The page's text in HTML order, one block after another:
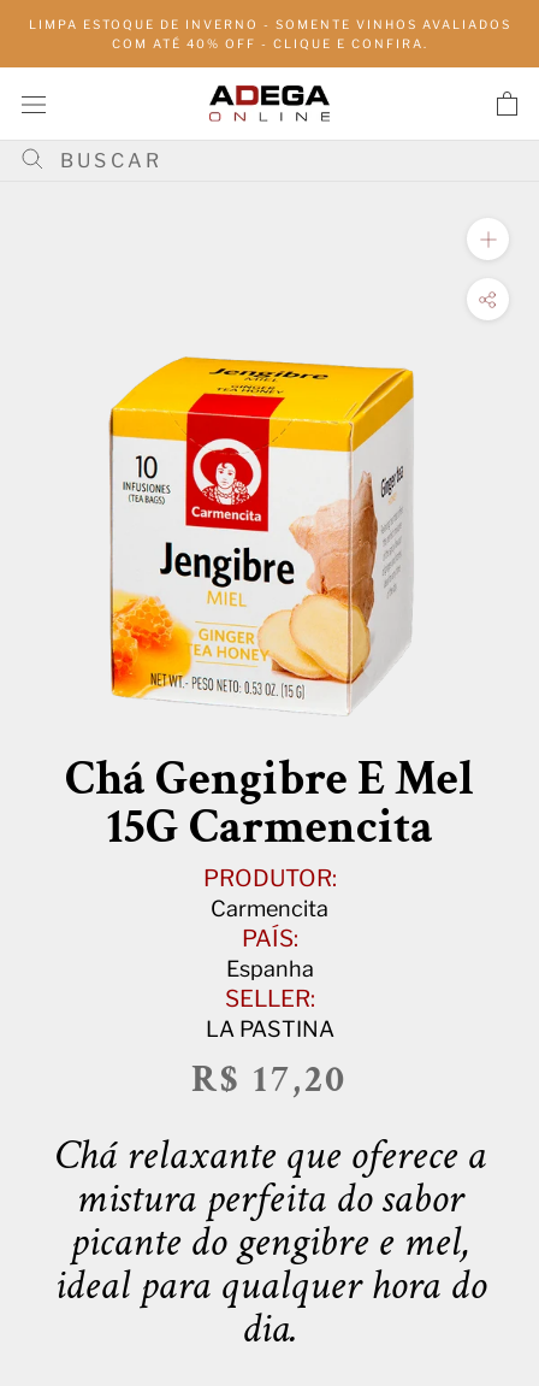
conteúdo
LIMPA ESTOQUE DE INVERNO - SOMENTE VINHOS AVALIADOS
COM ATÉ 40% OFF - CLIQUE E CONFIRA.
Chá Gengibre E Mel
15G Carmencita
PRODUTOR:
Carmencita
PAÍS:
Espanha
SELLER:
LA PASTINA
R$ 17,20
Chá relaxante que oferece a
mistura perfeita do sabor
picante do gengibre e mel,
ideal para qualquer hora do
dia.